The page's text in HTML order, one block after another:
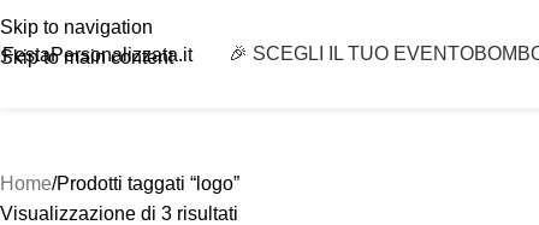
Skip to navigation
Skip to main content
FestaPersonalizzata.it 🎉 SCEGLI IL TUO EVENTO
Home Prodotti taggati “logo”
Visualizzazione di 3 risultati